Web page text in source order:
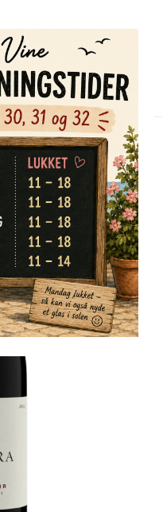
TILBUD